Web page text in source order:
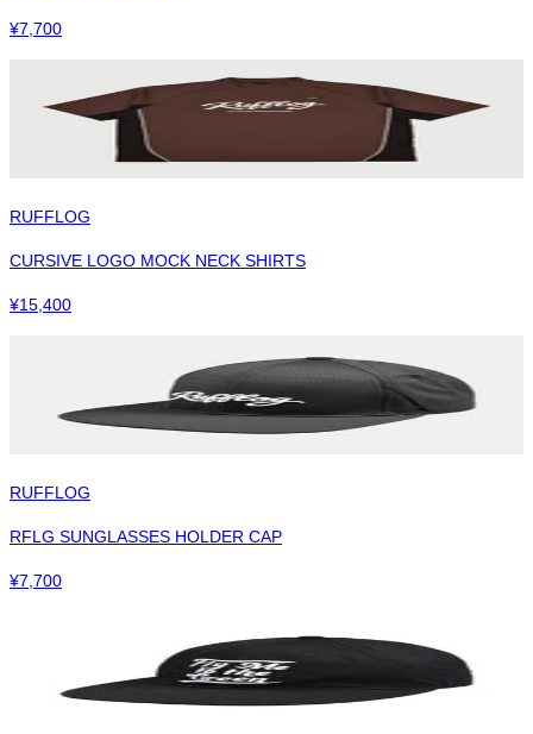
¥7,700
RUFFLOG
CURSIVE LOGO MOCK NECK SHIRTS
¥15,400
RUFFLOG
RFLG SUNGLASSES HOLDER CAP
¥7,700